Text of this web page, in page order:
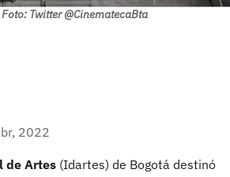
Foto: Twitter @CinematecaBta
2022
de Artes (Idartes) de Bogotá destinó